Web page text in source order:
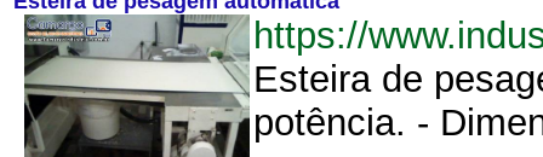
https://
Esteira de
potência. -